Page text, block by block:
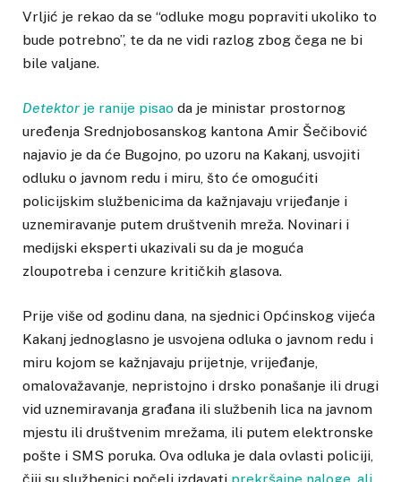
Vrljić je rekao da se “odluke mogu popraviti ukoliko to
bude potrebno”, te da ne vidi razlog zbog čega ne bi
bile valjane.
Detektor je ranije pisao da je ministar prostornog
uređenja Srednjobosanskog kantona Amir Šečibović
najavio je da će Bugojno, po uzoru na Kakanj, usvojiti
odluku o javnom redu i miru, što će omogućiti
policijskim službenicima da kažnjavaju vrijeđanje i
uznemiravanje putem društvenih mreža. Novinari i
medijski eksperti ukazivali su da je moguća
zloupotreba i cenzure kritičkih glasova.
Prije više od godinu dana, na sjednici Općinskog vijeća
Kakanj jednoglasno je usvojena odluka o javnom redu i
miru kojom se kažnjavaju prijetnje, vrijeđanje,
omalovažavanje, nepristojno i drsko ponašanje ili drugi
vid uznemiravanja građana ili službenih lica na javnom
mjestu ili društvenim mrežama, ili putem elektronske
pošte i SMS poruka. Ova odluka je dala ovlasti policiji,